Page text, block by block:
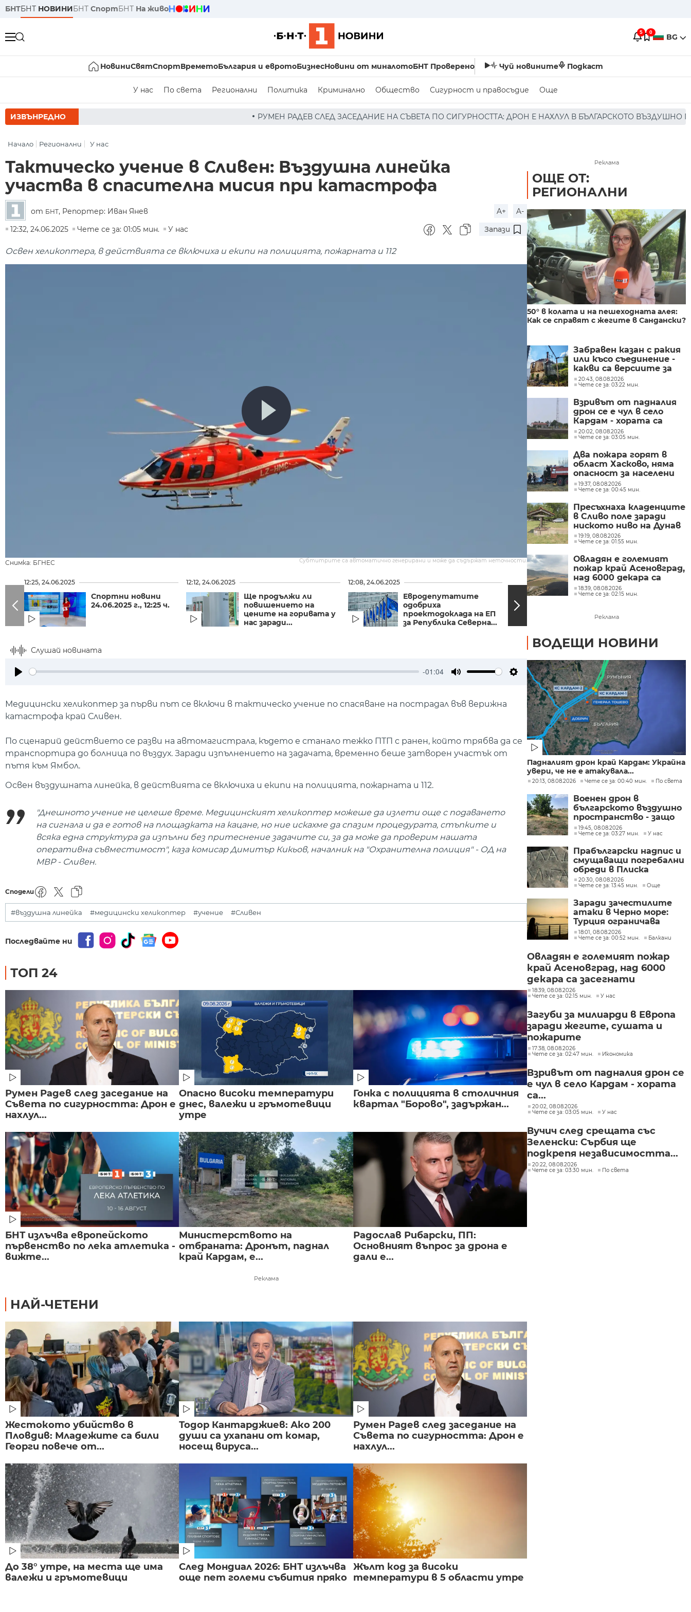
БНТБНТ НОВИНИБНТ СпортБНТ На живо
5 0 BG
НовиниСвятСпортВреметоБългария и евротоБизнесНовини от миналотоБНТ Проверено Чуй новините Подкаст
У нас По света Регионални Политика Криминално Общество Сигурност и правосъдие Още
ИЗВЪНРЕДНО РУМЕН РАДЕВ СЛЕД ЗАСЕДАНИЕ НА СЪВЕТА ПО СИГУРНОСТТА: ДРОН Е НАХЛУЛ В БЪЛГАРСКОТО ВЪЗДУШНО ПРОСТРАНСТВО *
Начало Регионални У нас
Тактическо учение в Сливен: Въздушна линейка
участва в спасителна мисия при катастрофа
от БНТ, Репортер: Иван Янев A+
A-
12:32, 24.06.2025
Чете се за: 01:05 мин. У нас Запази
Освен хеликоптера, в действията се включиха и екипи на полицията, пожарната и 112
Снимка: БГНЕС Субтитрите са автоматично генерирани и може да съдържат неточности.
12:25, 24.06.2025
Спортни новини
24.06.2025 г., 12:25 ч.
12:12, 24.06.2025
Ще продължи ли
повишението на
цените на горивата у
нас заради...
12:08, 24.06.2025
Евродепутатите
одобриха
проектодоклада на ЕП
за Република Северна...
12:00, 24.06.2025
Край на 12-дневната
примирие, Израел и
Слушай новината
-01:04
Settings
Медицински хеликоптер за първи път се включи в тактическо учение по спасяване на пострадал във верижна
катастрофа край Сливен.
По сценарий действието се разви на автомагистрала, където е станало тежко ПТП с ранен, който трябва да се
транспортира до болница по въздух. Заради изпълнението на задачата, временно беше затворен участък от
пътя към Ямбол.
Освен въздушната линейка, в действията се включиха и екипи на полицията, пожарната и 112.
"Днешното учение не целеше време. Медицинският хеликоптер можеше да излети още с подаването
на сигнала и да е готов на площадката на кацане, но ние искахме да спазим процедурата, стъпките и
всяка една структура да изпълни без притеснение задачите си, за да може да проверим нашата
оперативна съвместимост", каза комисар Димитър Кикьов, началник на "Охранителна полиция" - ОД на
МВР - Сливен.
Сподели
#въздушна линейка #медицински хеликоптер #учение #Сливен
Последвайте ни
ТОП 24
Румен Радев след заседание на
Съвета по сигурността: Дрон е
нахлул...
Опасно високи температури
днес, валежи и гръмотевици
утре
Гонка с полицията в столичния
квартал "Борово", задържан...
БНТ излъчва европейското
първенство по лека атлетика -
вижте...
Министерството на
отбраната: Дронът, паднал
край Кардам, е...
Радослав Рибарски, ПП:
Основният въпрос за дрона е
дали е...
Реклама
НАЙ-ЧЕТЕНИ
Жестокото убийство в
Пловдив: Младежите са били
Георги повече от...
Тодор Кантарджиев: Ако 200
души са ухапани от комар,
носещ вируса...
Румен Радев след заседание на
Съвета по сигурността: Дрон е
нахлул...
До 38° утре, на места ще има
валежи и гръмотевици
След Мондиал 2026: БНТ излъчва
още пет големи събития пряко
Жълт код за високи
температури в 5 области утре
Реклама
ОЩЕ ОТ:
РЕГИОНАЛНИ
50° в колата и на пешеходната алея:
Как се справят с жегите в Сандански?
Забравен казан с ракия
или късо съединение -
какви са версиите за
пожара във Висока
могила?
20:43, 08.08.2026
Чете се за: 03:22 мин.
Взривът от падналия
дрон се е чул в село
Кардам - хората са
притеснени заради
близостта на
станцията
20:02, 08.08.2026
Чете се за: 03:05 мин.
Два пожара горят в
област Хасково, няма
опасност за населени
места
19:37, 08.08.2026
Чете се за: 00:45 мин.
Пресъхнаха кладенците
в Сливо поле заради
ниското ниво на Дунав
19:19, 08.08.2026
Чете се за: 01:55 мин.
Овладян е големият
пожар край Асеновград,
над 6000 декара са
засегнати
18:39, 08.08.2026
Чете се за: 02:15 мин.
Реклама
ВОДЕЩИ НОВИНИ
Падналият дрон край Кардам: Украйна
увери, че не е атакувала...
20:13, 08.08.2026 Чете се за: 00:40 мин. По света
Военен дрон в
българското въздушно
пространство - защо
не е бил засечен нито в
България, нито в
Румъния?
19:45, 08.08.2026
Чете се за: 03:27 мин.
У нас
Прабългарски надпис и
смущаващи погребални
обреди в Плиска
20:30, 08.08.2026
Чете се за: 13:45 мин.
Още
Заради зачестилите
атаки в Черно море:
Турция ограничава
движението на
търговските кораби
18:01, 08.08.2026
Чете се за: 00:52 мин.
Балкани
Овладян е големият пожар
край Асеновград, над 6000
декара са засегнати
18:39, 08.08.2026
Чете се за: 02:15 мин.
У нас
Загуби за милиарди в Европа
заради жегите, сушата и
пожарите
17:38, 08.08.2026
Чете се за: 02:47 мин.
Икономика
Взривът от падналия дрон се
е чул в село Кардам - хората
са...
20:02, 08.08.2026
Чете се за: 03:05 мин.
У нас
Вучич след срещата със
Зеленски: Сърбия ще
подкрепя независимостта...
20:22, 08.08.2026
Чете се за: 03:30 мин.
По света